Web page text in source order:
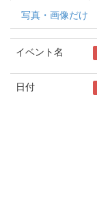
写真・画像だけ
イベント名
日付